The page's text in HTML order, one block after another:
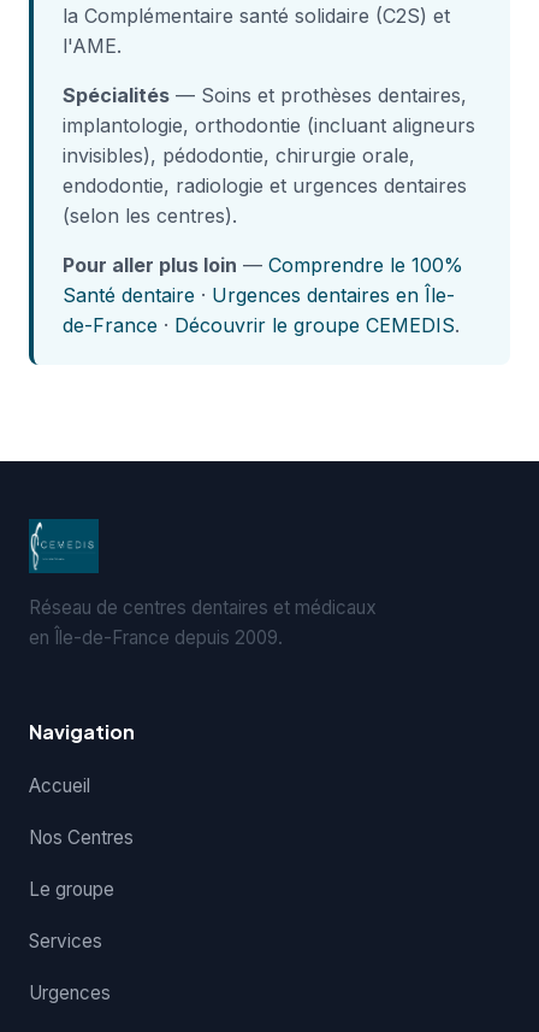
la Complémentaire santé solidaire (C2S) et
l'AME.
Spécialités — Soins et prothèses dentaires,
implantologie, orthodontie (incluant aligneurs
invisibles), pédodontie, chirurgie orale,
endodontie, radiologie et urgences dentaires
(selon les centres).
Pour aller plus loin — Comprendre le 100%
Santé dentaire · Urgences dentaires en Île-
de-France · Découvrir le groupe CEMEDIS.
Réseau de centres dentaires et médicaux
en Île-de-France depuis 2009.
Navigation
Accueil
Nos Centres
Le groupe
Services
Urgences